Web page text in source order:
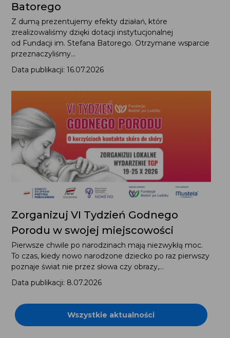
Batorego
Z dumą prezentujemy efekty działań, które
zrealizowaliśmy dzięki dotacji instytucjonalnej
od Fundacji im. Stefana Batorego. Otrzymane wsparcie
przeznaczyliśmy...
Data publikacji: 16.07.2026
Zorganizuj VI Tydzień Godnego
Porodu w swojej miejscowości
Pierwsze chwile po narodzinach mają niezwykłą moc.
To czas, kiedy nowo narodzone dziecko po raz pierwszy
poznaje świat nie przez słowa czy obrazy,...
Data publikacji: 8.07.2026
Wszystkie aktualności